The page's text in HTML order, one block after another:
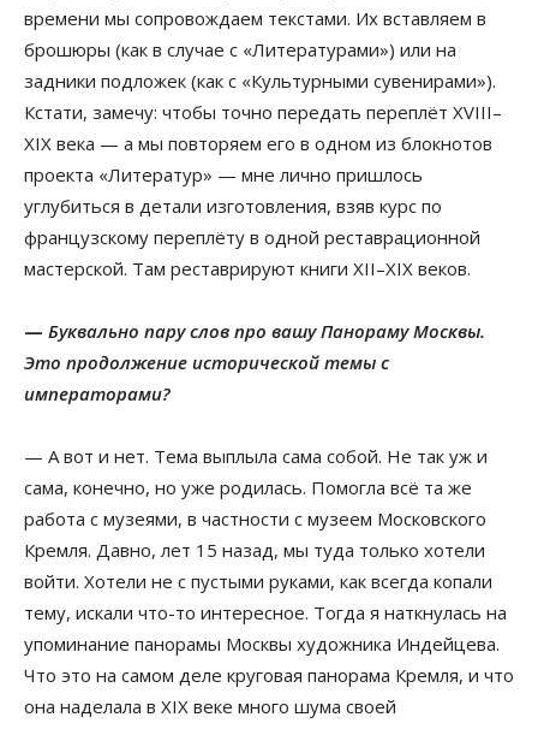
времени мы сопровождаем текстами. Их вставляем в
брошюры (как в случае с «Литературами») или на
задники подложек (как с «Культурными сувенирами»).
Кстати, замечу: чтобы точно передать переплёт XVIII–
XIX века — а мы повторяем его в одном из блокнотов
проекта «Литератур» — мне лично пришлось
углубиться в детали изготовления, взяв курс по
французскому переплёту в одной реставрационной
мастерской. Там реставрируют книги XII–XIX веков.
— Буквально пару слов про вашу Панораму Москвы.
Это продолжение исторической темы с
императорами?
— А вот и нет. Тема выплыла сама собой. Не так уж и
сама, конечно, но уже родилась. Помогла всё та же
работа с музеями, в частности с музеем Московского
Кремля. Давно, лет 15 назад, мы туда только хотели
войти. Хотели не с пустыми руками, как всегда копали
тему, искали что-то интересное. Тогда я наткнулась на
упоминание панорамы Москвы художника Индейцева.
Что это на самом деле круговая панорама Кремля, и что
она наделала в XIX веке много шума своей